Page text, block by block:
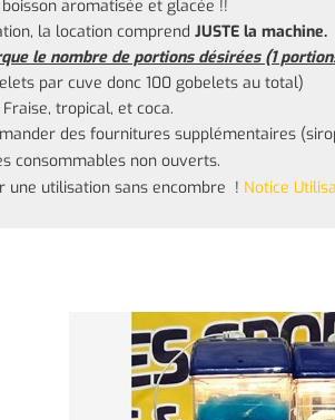
aromatisée et glacée !!
la location comprend JUSTE la machine.
le nombre de portions désirées (1
par cuve donc 100 gobelets au total)
tropical, et coca.
des fournitures supplémentaires
consommables non ouverts.
une utilisation sans encombre ! Notice